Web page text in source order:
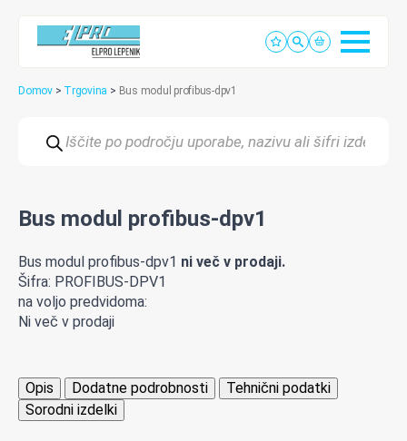
Domov > Trgovina > Bus modul profibus-dpv1
search
Bus modul profibus-dpv1
Bus modul profibus-dpv1 ni več v prodaji.
Šifra: PROFIBUS-DPV1
na voljo predvidoma:
Ni več v prodaji
Opis Dodatne podrobnosti
Tehnični podatki
Sorodni izdelki